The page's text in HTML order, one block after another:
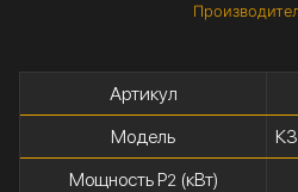
Артикул
Модель
Мощность P2(кВт)